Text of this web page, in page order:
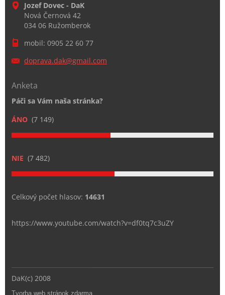
Jozef Dovec - DaK
Nová Černová 42
034 06 Ružomberok
mobil: 0905 22 60 77
doprava.dak@gmail.com
Anketa
Páči sa Vám naša stránka?
ÁNO (7 149)
NIE (7 482)
Celkový počet hlasov: 14631
https://www.youtube.com/watch?v=df0tq7c3uZY
DaK(c) 2008
Tvorba web stránok zdarma